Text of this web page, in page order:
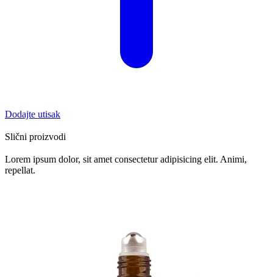
Dodajte utisak
Slični proizvodi
Lorem ipsum dolor, sit amet consectetur adipisicing elit. Animi,
repellat.